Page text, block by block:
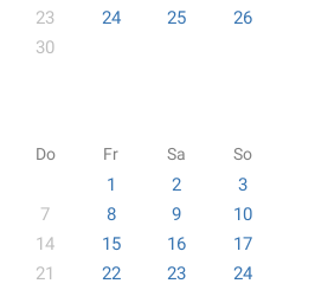
23 24 25
26
30
Do Fr Sa So
1 2
3
7 8 9
10
14 15 16
17
21 22 23
24